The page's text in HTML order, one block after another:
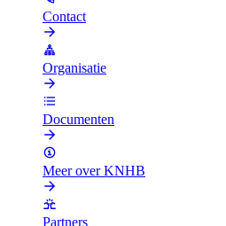
Contact
Organisatie
Documenten
Meer over KNHB
Partners